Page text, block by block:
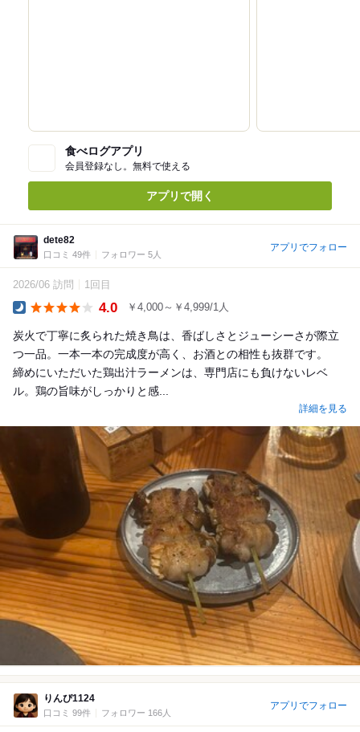
食べログアプリ
会員登録なし。無料で使える
アプリで開く
dete82
口コミ 49件 フォロワー 5人
アプリでフォロー
2026/06 訪問 1回目
4.0 ￥4,000～￥4,999/1人
炭火で丁寧に炙られた焼き鳥は、香ばしさとジューシーさが際立
つ一品。一本一本の完成度が高く、お酒との相性も抜群です。
締めにいただいた鶏出汁ラーメンは、専門店にも負けないレベ
ル。鶏の旨味がしっかりと感...
詳細を見る
りんぴ1124
口コミ 99件 フォロワー 166人
アプリでフォロー